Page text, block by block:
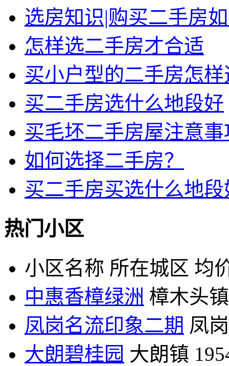
选房知识|购买二手房
怎样选二手房才合适
买小户型的二手房怎样
买二手房选什么地段好
买毛坯二手房屋注意事
如何选择二手房？
买二手房买选什么地段
热门小区
小区名称 所在城区 均
中惠香樟绿洲 樟木头镇
凤岗名流印象二期 凤
大朗碧桂园 大朗镇